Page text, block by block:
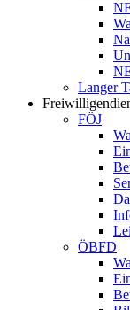
Langer
FÖJ
ÖBFD